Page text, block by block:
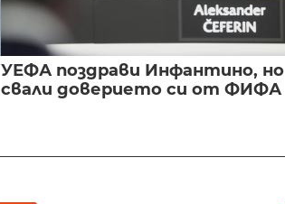
УЕФА поздрави Инфантино, но
свали доверието си от ФИФА